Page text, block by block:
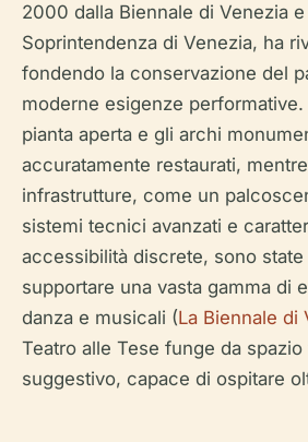
2000 dalla Biennale di Venezia e
Soprintendenza di Venezia, ha
fondendo la conservazione del
moderne esigenze
pianta aperta e gli archi
accuratamente restaurati,
infrastrutture, come un
sistemi tecnici avanzati e
accessibilità discrete, sono
supportare una vasta gamma di
danza e musicali (La Biennale di
Teatro alle Tese funge da
suggestivo, capace di ospitare